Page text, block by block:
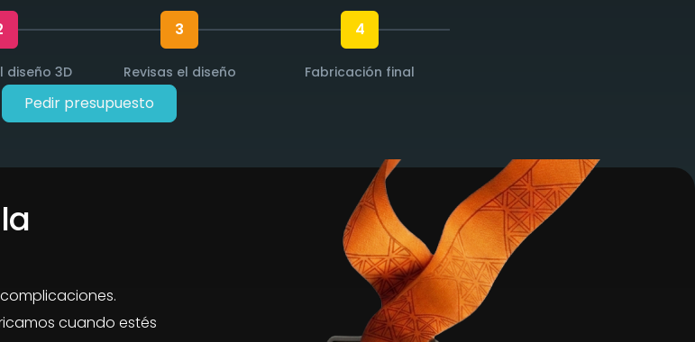
diseño 3D
3
Revisas el diseño
4
Fabricación final
Pedir presupuesto
cuando estés